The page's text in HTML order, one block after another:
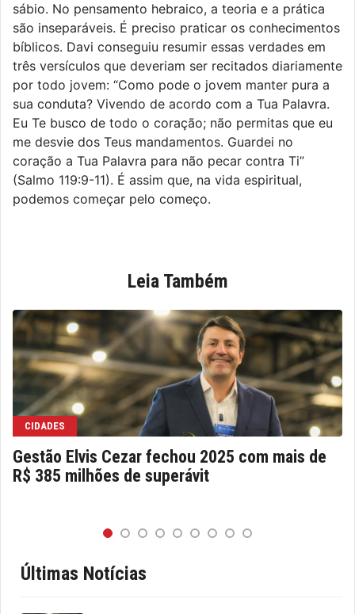
sábio. No pensamento hebraico, a teoria e a prática
são inseparáveis. É preciso praticar os conhecimentos
bíblicos. Davi conseguiu resumir essas verdades em
três versículos que deveriam ser recitados diariamente
por todo jovem: “Como pode o jovem manter pura a
sua conduta? Vivendo de acordo com a Tua Palavra.
Eu Te busco de todo o coração; não permitas que eu
me desvie dos Teus mandamentos. Guardei no
coração a Tua Palavra para não pecar contra Ti”
(Salmo 119:9-11). É assim que, na vida espiritual,
podemos começar pelo começo.
Leia Também
CIDADES
Gestão Elvis Cezar fechou 2025 com mais de
R$ 385 milhões de superávit
Últimas Notícias